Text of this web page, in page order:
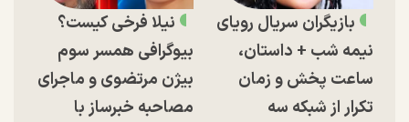
بازیگران سریال رویای
نیمه شب + داستان،
ساعت پخش و زمان
تکرار از شبکه سه
نیلا فرخی کیست؟
بیوگرافی همسر سوم
بیژن مرتضوی و ماجرای
مصاحبه خبرساز با